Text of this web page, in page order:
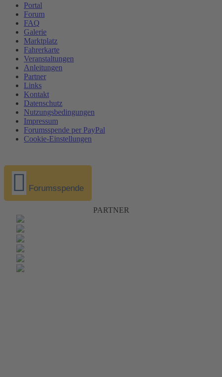
Portal
Forum
FAQ
Galerie
Marktplatz
Fahrerkarte
Veranstaltungen
Anleitungen
Partner
Links
Kontakt
Datenschutz
Nutzungsbedingungen
Impressum
Forumsspende per PayPal
Cookie-Einstellungen
Forumsspende
PARTNER